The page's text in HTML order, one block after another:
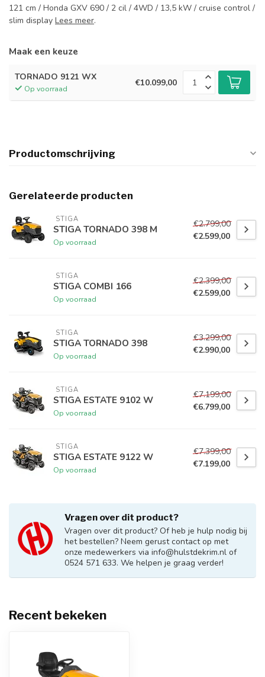
121 cm / Honda GXV 690 / 2 cil / 4WD / 13,5 kW / cruise control /
slim display Lees meer.
Maak een keuze
TORNADO 9121 WX
Op voorraad
€10.099,00
Productomschrijving
Gerelateerde producten
STIGA
STIGA TORNADO 398 M
Op voorraad
€2.799,00
€2.599,00
STIGA
STIGA COMBI 166
Op voorraad
€2.399,00
€2.599,00
STIGA
STIGA TORNADO 398
Op voorraad
€3.299,00
€2.990,00
STIGA
STIGA ESTATE 9102 W
Op voorraad
€7.199,00
€6.799,00
STIGA
STIGA ESTATE 9122 W
Op voorraad
€7.399,00
€7.199,00
Vragen over dit product?
Vragen over dit product? Of heb je hulp nodig bij
het bestellen? Neem gerust contact op met
onze medewerkers via info@hulstdekrim.nl of
0524 571 633. We helpen je graag verder!
Recent bekeken